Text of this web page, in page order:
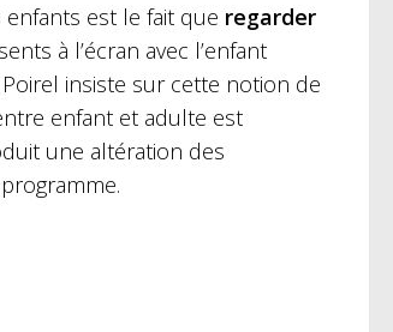
est le fait que regarder
à l’écran avec l’enfant
insiste sur cette notion de
enfant et adulte est
une altération des